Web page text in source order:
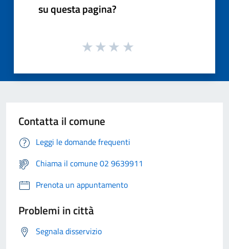
su questa pagina?
Contatta il comune
Leggi le domande frequenti
Chiama il comune 02 9639911
Prenota un appuntamento
Problemi in città
Segnala disservizio